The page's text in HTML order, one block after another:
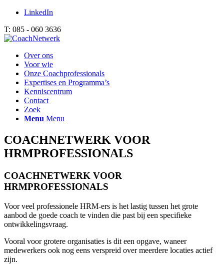
LinkedIn
T: 085 - 060 3636
Over ons
Voor wie
Onze Coachprofessionals
Expertises en Programma’s
Kenniscentrum
Contact
Zoek
Menu Menu
COACHNETWERK VOOR
HRMPROFESSIONALS
COACHNETWERK VOOR
HRMPROFESSIONALS
Voor veel professionele HRM-ers is het lastig tussen het grote
aanbod de goede coach te vinden die past bij een specifieke
ontwikkelingsvraag.
Vooral voor grotere organisaties is dit een opgave, waneer
medewerkers ook nog eens verspreid over meerdere locaties actief
zijn.